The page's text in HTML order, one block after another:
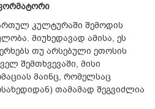
კულტურაში შემოდის
მიუხედავად ამისა, ეს
თუ არსებული ეთოსის
შემთხვევაში, მისი
მაინც, რომელსაც
თამამად შეგვიძლია